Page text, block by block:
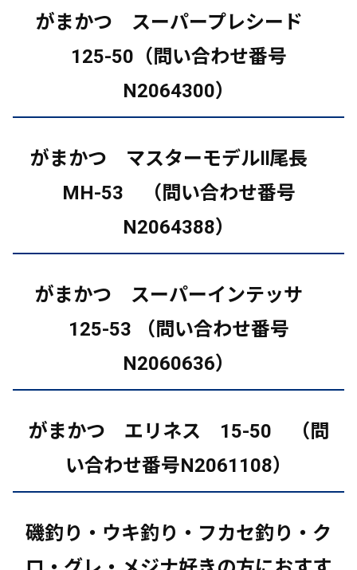
がまかつ スーパープレシード
125-50（問い合わせ番号
N2064300）
がまかつ マスターモデルⅡ尾長
MH-53
（問い合わせ番号
N2064388）
がまかつ スーパーインテッサ
125-53 （問い合わせ番号
N2060636）
がまかつ エリネス 15-50 （問
い合わせ番号N2061108）
磯釣り・ウキ釣り・フカセ釣り・ク